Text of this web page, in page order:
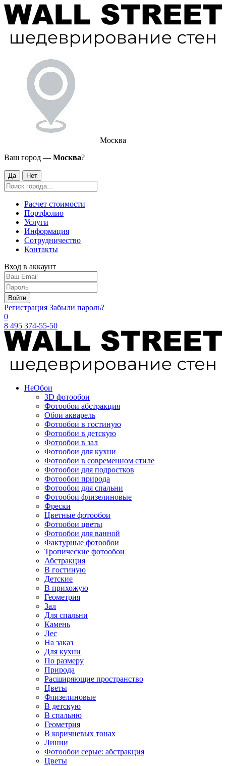
Москва
Ваш город — Москва?
Да Нет
Расчет стоимости
Портфолио
Услуги
Информация
Сотрудничество
Контакты
Вход в аккаунт
Войти
Регистрация Забыли пароль?
0
8 495 374-55-50
НеОбои
3D фотообои
Фотообои абстракция
Обои акварель
Фотообои в гостиную
Фотообои в детскую
Фотообои в зал
Фотообои для кухни
Фотообои в современном стиле
Фотообои для подростков
Фотообои природа
Фотообои для спальни
Фотообои флизелиновые
Фрески
Цветные фотообои
Фотообои цветы
Фотообои для ванной
Фактурные фотообои
Тропические фотообои
Абстракция
В гостиную
Детские
В прихожую
Геометрия
Зал
Для спальни
Камень
Лес
На заказ
Для кухни
По размеру
Природа
Расширяющие пространство
Цветы
Флизелиновые
В детскую
В спальню
Геометрия
В коричневых тонах
Линии
Фотообои серые: абстракция
Цветы